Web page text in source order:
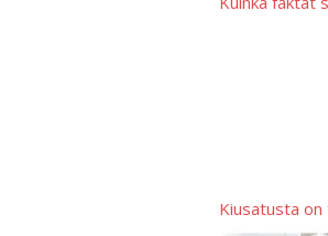
Kiusatusta on